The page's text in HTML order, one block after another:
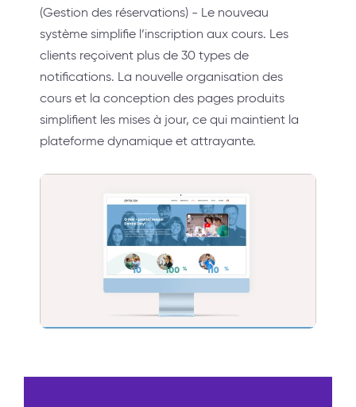
(Gestion des réservations) - Le nouveau
système simplifie l’inscription aux cours. Les
clients reçoivent plus de 30 types de
notifications. La nouvelle organisation des
cours et la conception des pages produits
simplifient les mises à jour, ce qui maintient la
plateforme dynamique et attrayante.